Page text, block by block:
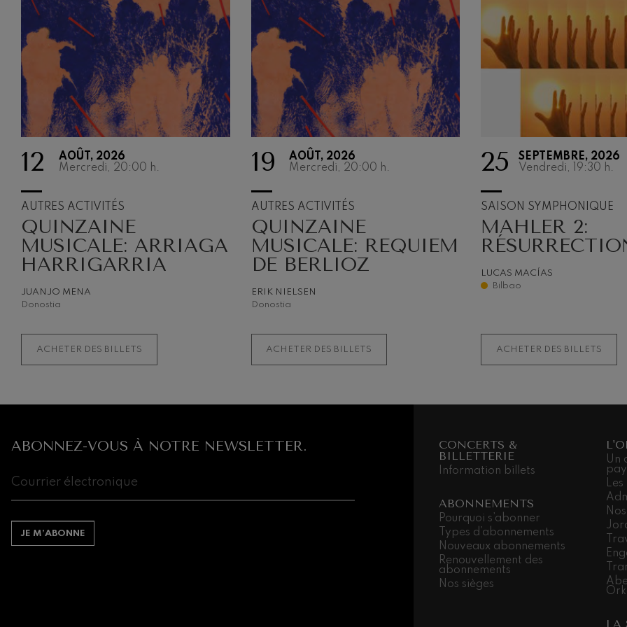
AUTRES
L’Orchestre, bien
musical
ADDITIONNELLES
12
AOÛT, 2026
Mercredi, 20:00 h.
AUTRES ACTIVITÉS
QUINZAINE
MUSICALE: ARRIAGA
HARRIGARRIA
JUANJO MENA
Donostia
ACHETER DES BILLETS
19
AOÛT, 2026
Mercredi, 20:00 h.
AUTRES ACTIVITÉS
QUINZAINE
MUSICALE: REQUIEM
DE BERLIOZ
ERIK NIELSEN
Donostia
ACHETER DES BILLETS
25
SEPTEMBRE, 2026
Vendredi, 19:30 h.
SAISON SYMPHONIQUE
MAHLER 2:
LUCAS MACÍAS
Bilbao
ACHETER DES BILLETS
ABONNEZ-VOUS À NOTRE NEWSLETTER.
JE M’ABONNE
CONCERTS &
BILLETTERIE
Information billets
ABONNEMENTS
Pourquoi s’abonner
Types d’abonnements
Nouveaux abonnements
Renouvellement des
abonnements
Nos sièges
Un
Les
LA